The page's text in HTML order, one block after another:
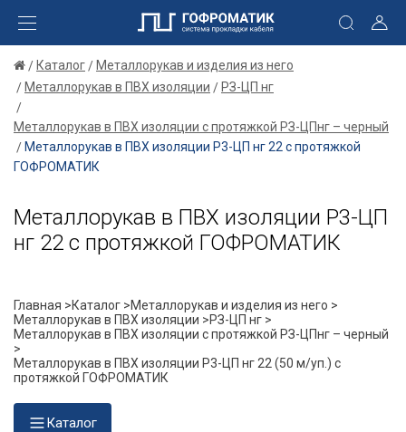
Каталог
Металлорукав и изделия из него
Металлорукав в ПВХ изоляции
РЗ-ЦП нг
Металлорукав в ПВХ изоляции с протяжкой РЗ-ЦПнг – черный
Металлорукав в ПВХ изоляции Р3-ЦП нг 22 с протяжкой
ГОФРОМАТИК
Металлорукав в ПВХ изоляции Р3-ЦП
нг 22 с протяжкой ГОФРОМАТИК
Главная >Каталог >Металлорукав и изделия из него >
Металлорукав в ПВХ изоляции >РЗ-ЦП нг >
Металлорукав в ПВХ изоляции с протяжкой РЗ-ЦПнг – черный
>
Металлорукав в ПВХ изоляции Р3-ЦП нг 22 (50 м/уп.) с
протяжкой ГОФРОМАТИК
Каталог